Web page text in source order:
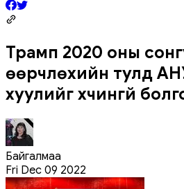
Трамп 2020 оны
өөрчлөхийн тулд
хуулийг хүчингүй
Байгалмаа
Fri Dec 09 2022